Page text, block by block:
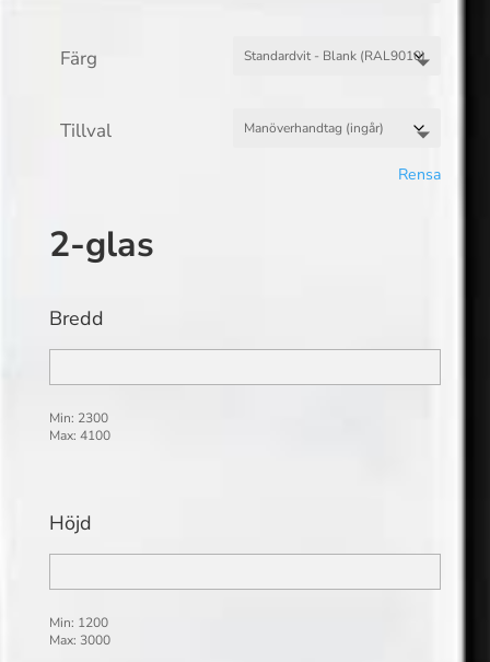
Färg
Tillval
Rensa
2-glas
Bredd
Min: 2300
Max: 4100
Höjd
Min: 1200
Max: 3000